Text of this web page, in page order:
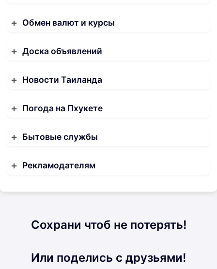
Обмен валют и курсы
Доска объявлений
Новости Таиланда
Погода на Пхукете
Бытовые службы
Рекламодателям
Сохрани чтоб не потерять!
Или поделись с друзьями!